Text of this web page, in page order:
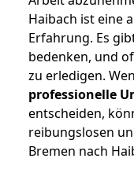
Haibach ist eine
Erfahrung. Es
bedenken, und
zu erledigen.
professionelle
entscheiden,
reibungslosen
Bremen nach